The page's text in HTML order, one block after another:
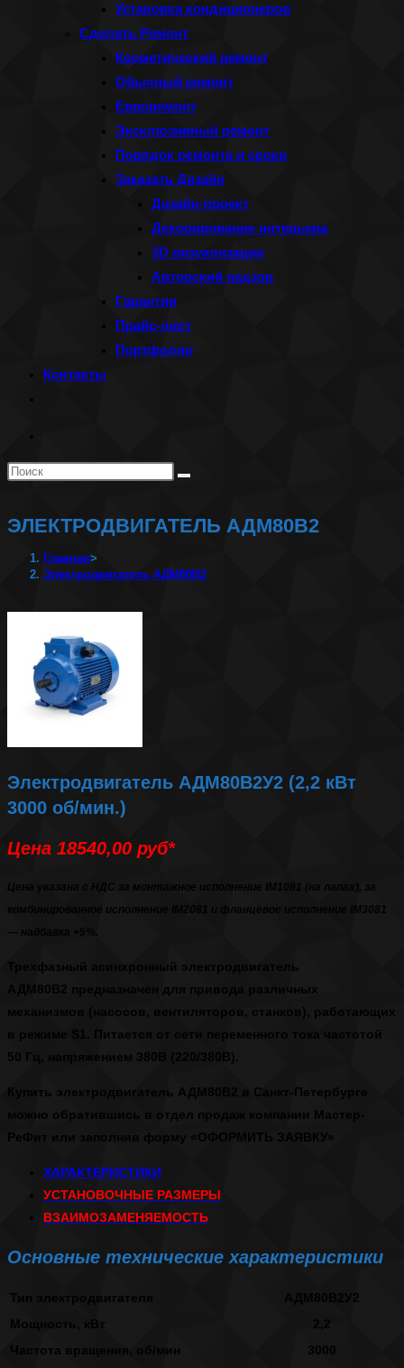
Установка кондиционеров
Сделать Ремонт
Косметический ремонт
Обычный ремонт
Евроремонт
Эксклюзивный ремонт
Порядок ремонта и сроки
Заказать Дизайн
Дизайн-проект
Декорирование интерьера
3D визуализация
Авторский надзор
Гарантии
Прайс-лист
Портфолио
Контакты
веб-
Поиск
ЭЛЕКТРОДВИГАТЕЛЬ АДМ80В2
Главная>
Электродвигатель АДМ80В2
Электродвигатель АДМ80В2У2 (2,2 кВт
3000 об/мин.)
Цена 18540,00 руб*
Цена указана с НДС за монтажное исполнение IM1081 (на лапах), за
комбинированное исполнение IM2081 и фланцевое исполнение IM3081
— надбавка +5%.
Трехфазный асинхронный электродвигатель
АДМ80В2 предназначен для привода различных
механизмов (насосов, вентиляторов, станков), работающих
в режиме S1. Питается от сети переменного тока частотой
50 Гц, напряжением 380В (220/380В).
Купить электродвигатель АДМ80В2 в Санкт-Петербурге
можно обратившись в отдел продаж компании Мастер-
РеФит или заполнив форму
«ОФОРМИТЬ ЗАЯВКУ»
ХАРАКТЕРИСТИКИ
УСТАНОВОЧНЫЕ РАЗМЕРЫ
ВЗАИМОЗАМЕНЯЕМОСТЬ
Основные технические характеристики
Тип электродвигателя
АДМ80В2У2
Мощность, кВт
Частота вращения, об/мин
3000